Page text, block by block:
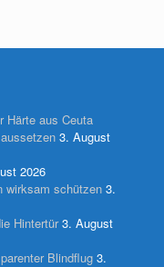
Härte aus Ceuta
3. August
2026
wirksam schützen 3.
Hintertür 3. August
Blindflug 3.